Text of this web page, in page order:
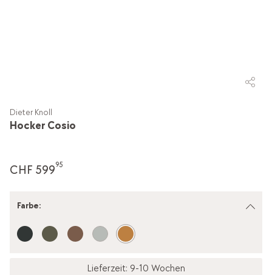
Hocker Cosio
Dieter Knoll
CHF 59995
Farbe:
Lieferzeit: 9-10 Wochen